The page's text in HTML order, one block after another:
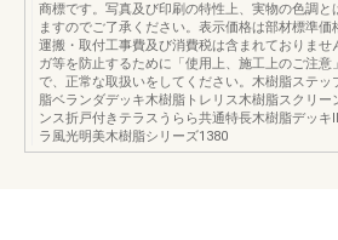
商標です。写真及び印刷の特性上、実物の色調と
ますのでご了承ください。表示価格は部材標準価
運搬・取付工事費及び消費税は含まれておりませ
ガ等を防止するために「使用上、施工上のご注意
で、正常な取扱いをしてください。木樹脂ステッ
脂ベランダデッキ木樹脂トレリス木樹脂スクリー
ンス折戸付きテラスうらら共通特長木樹脂デッキ
ラ風光明美木樹脂シリーズ1380